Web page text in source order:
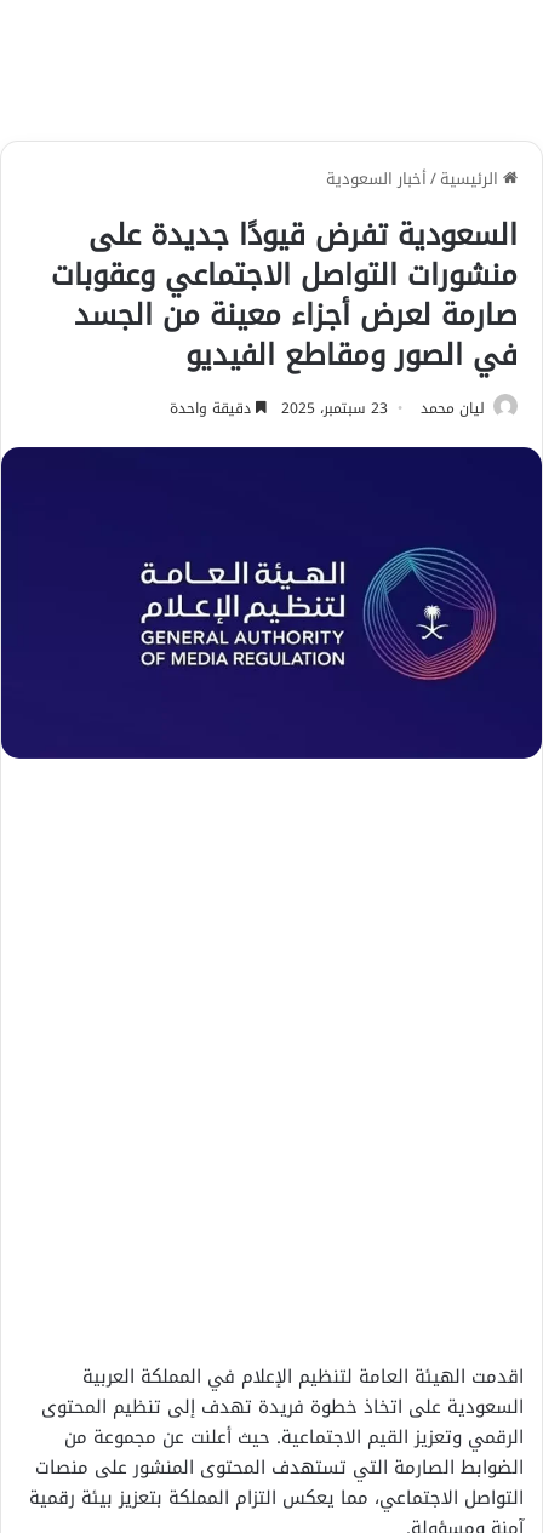
الرئيسية/أخبار السعودية
السعودية تفرض قيودًا جديدة على
منشورات التواصل الاجتماعي وعقوبات
صارمة لعرض أجزاء معينة من الجسد
في الصور ومقاطع الفيديو
ليان محمد 23 سبتمبر، 2025 دقيقة واحدة
اقدمت الهيئة العامة لتنظيم الإعلام في المملكة العربية
السعودية على اتخاذ خطوة فريدة تهدف إلى تنظيم المحتوى
الرقمي وتعزيز القيم الاجتماعية. حيث أعلنت عن مجموعة من
الضوابط الصارمة التي تستهدف المحتوى المنشور على منصات
التواصل الاجتماعي، مما يعكس التزام المملكة بتعزيز بيئة رقمية